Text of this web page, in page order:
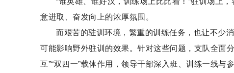
意进取、奋发向上的浓厚氛围。
而艰苦的驻训环境，繁重的训练任务，也让不少
可能影响野外驻训的效果。针对这些问题，支队全面
互”“双四一”载体作用，领导干部深入班、训练一线与